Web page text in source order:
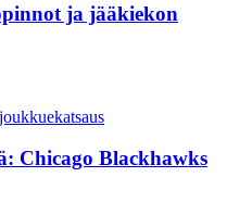
ja jääkiekon
Chicago Blackhawks